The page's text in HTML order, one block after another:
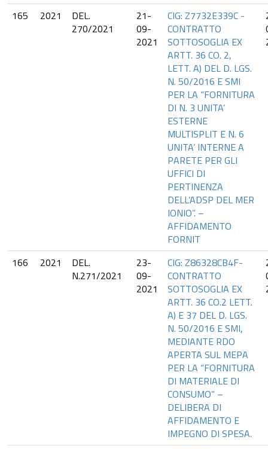
165 2021
DEL.
270/2021
21-
09-
2021
CIG: Z7732E339C -
CONTRATTO
SOTTOSOGLIA EX
ARTT. 36 CO. 2,
LETT. A) DEL D. LGS.
N. 50/2016 E SMI
PER LA “FORNITURA
DI N. 3 UNITA’
ESTERNE
MULTISPLIT E N. 6
UNITA’ INTERNE A
PARETE PER GLI
UFFICI DI
PERTINENZA
DELL’ADSP DEL MER
IONIO”. –
AFFIDAMENTO
FORNIT
166 2021
DEL.
N.271/2021
23-
09-
2021
CIG: Z86328CB4F-
CONTRATTO
SOTTOSOGLIA EX
ARTT. 36 CO.2 LETT.
A) E 37 DEL D. LGS.
N. 50/2016 E SMI,
MEDIANTE RDO
APERTA SUL MEPA
PER LA “FORNITURA
DI MATERIALE DI
CONSUMO” –
DELIBERA DI
AFFIDAMENTO E
IMPEGNO DI SPESA.